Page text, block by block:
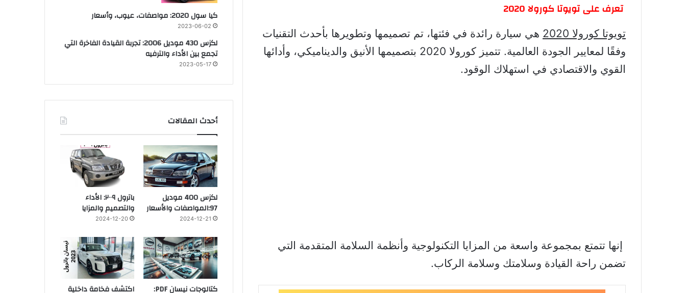
تعرف على تويوتا كورولا 2020
تويوتا كورولا 2020
هي سيارة رائدة في فئتها، تم تصميمها وتطويرها بأحدث التقنيات
وفقًا لمعايير الجودة العالمية. تتميز كورولا 2020 بتصميمها الأنيق والديناميكي، وأدائها
القوي والاقتصادي في استهلاك الوقود.
إنها تتمتع بمجموعة واسعة من المزايا التكنولوجية وأنظمة السلامة المتقدمة التي
تضمن راحة القيادة وسلامتك وسلامة الركاب.
كيا سول 2020: مواصفات، عيوب، وأسعار
2023-06-02
لكزس 430 موديل 2006: تجربة القيادة الفاخرة التي
تجمع بين الأداء والترفيه
2023-05-17
أحدث المقالات
لكزس 400 موديل
97:المواصفات والأسعار
2024-12-21
باترول ٢٠٠٩: الأداء
والتصميم والمزايا
2024-12-20
كتالوجات نيسان PDF:
اكتشف فخامة داخلية